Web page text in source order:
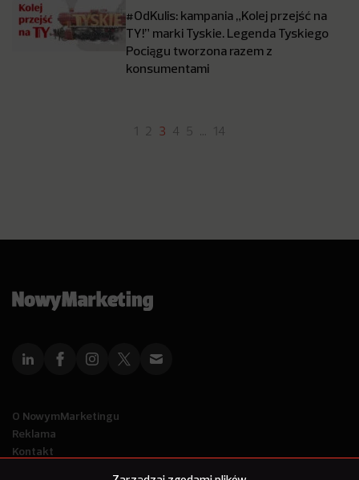
#OdKulis: kampania „Kolej przejść na
TY!” marki Tyskie. Legenda Tyskiego
Pociągu tworzona razem z
konsumentami
2 3 4 5 … 14
O NowymMarketingu
Reklama
Kontakt